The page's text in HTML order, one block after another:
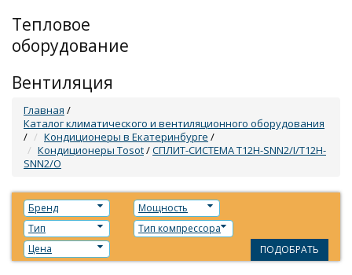
Тепловое
оборудование
Вентиляция
Главная /
Каталог климатического и вентиляционного оборудования
/
Кондиционеры в Екатеринбурге /
Кондиционеры Tosot/СПЛИТ-СИСТЕМА T12H-SNN2/I/T12H-
SNN2/O
Бренд
Мощность
Тип
Тип компрессора
Цена
ПОДОБРАТЬ